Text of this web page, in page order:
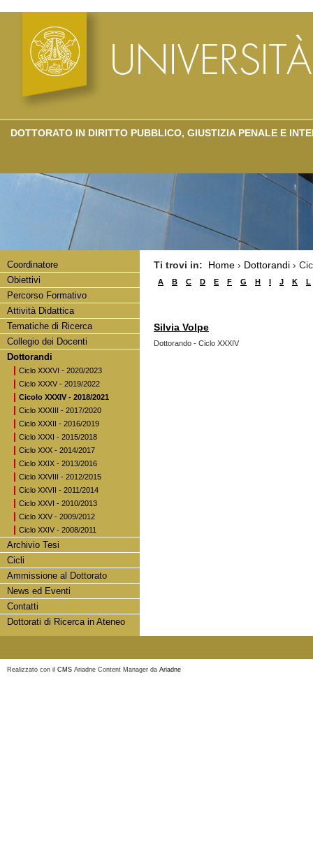
DOTTORATO IN DIRITTO PUBBLICO, GIUSTIZIA PENALE E
Coordinatore
Obiettivi
Percorso Formativo
Attività Didattica
Tematiche di Ricerca
Collegio dei Docenti
Dottorandi
Ciclo XXXVI - 2020/2023
Ciclo XXXV - 2019/2022
Cicolo XXXIV - 2018/2021
Ciclo XXXIII - 2017/2020
Ciclo XXXII - 2016/2019
Ciclo XXXI - 2015/2018
Ciclo XXX - 2014/2017
Ciclo XXIX - 2013/2016
Ciclo XXVIII - 2012/2015
Ciclo XXVII - 2011/2014
Ciclo XXVI - 2010/2013
Ciclo XXV - 2009/2012
Ciclo XXIV - 2008/2011
Archivio Tesi
Cicli
Ammissione al Dottorato
News ed Eventi
Contatti
Dottorati di Ricerca in Ateneo
Ti trovi in: Home › Dottorandi ›
A B C D E F G H I J K L
Silvia Volpe
Dottorando - Ciclo XXXIV
Realizzato con il CMS Ariadne Content Manager da Ariadne